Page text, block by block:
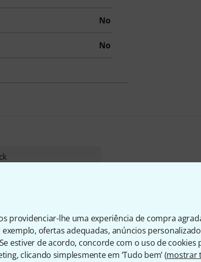
providenciar-lhe uma experiência de compra
ofertas adequadas, anúncios
estiver de acordo, concorde com o uso de cookies
clicando simplesmente em ‘Tudo bem’ (mostrar
No
No